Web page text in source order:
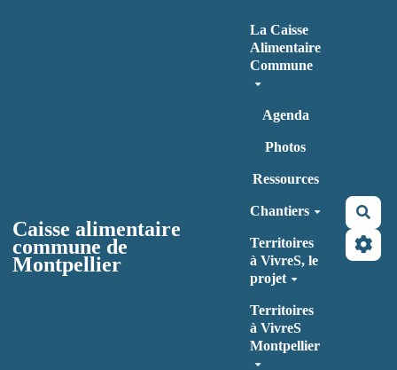
Caisse alimentaire
commune de
Montpellier
La Caisse
Alimentaire
Commune
Agenda
Photos
Ressources
Chantiers
Territoires
à VivreS, le
projet
Territoires
à VivreS
Montpellier